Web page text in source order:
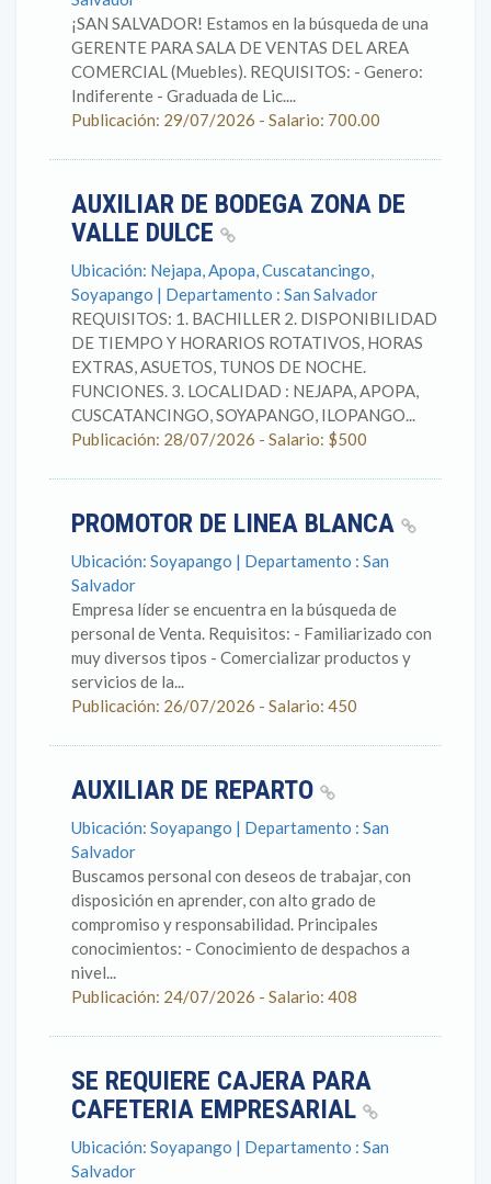
¡SAN SALVADOR! Estamos en la búsqueda de una
GERENTE PARA SALA DE VENTAS DEL AREA
COMERCIAL (Muebles). REQUISITOS: - Genero:
Indiferente - Graduada de Lic....
Publicación: 29/07/2026 - Salario: 700.00
AUXILIAR DE BODEGA ZONA DE
VALLE DULCE
Ubicación: Nejapa, Apopa, Cuscatancingo,
Soyapango | Departamento : San Salvador
REQUISITOS: 1. BACHILLER 2. DISPONIBILIDAD
DE TIEMPO Y HORARIOS ROTATIVOS, HORAS
EXTRAS, ASUETOS, TUNOS DE NOCHE.
FUNCIONES. 3. LOCALIDAD : NEJAPA, APOPA,
CUSCATANCINGO, SOYAPANGO, ILOPANGO...
Publicación: 28/07/2026 - Salario: $500
PROMOTOR DE LINEA BLANCA
Ubicación: Soyapango | Departamento : San
Salvador
Empresa líder se encuentra en la búsqueda de
personal de Venta. Requisitos: - Familiarizado con
muy diversos tipos - Comercializar productos y
servicios de la...
Publicación: 26/07/2026 - Salario: 450
AUXILIAR DE REPARTO
Ubicación: Soyapango | Departamento : San
Salvador
Buscamos personal con deseos de trabajar, con
disposición en aprender, con alto grado de
compromiso y responsabilidad. Principales
conocimientos: - Conocimiento de despachos a
nivel...
Publicación: 24/07/2026 - Salario: 408
SE REQUIERE CAJERA PARA
CAFETERIA EMPRESARIAL
Ubicación: Soyapango | Departamento : San
Salvador